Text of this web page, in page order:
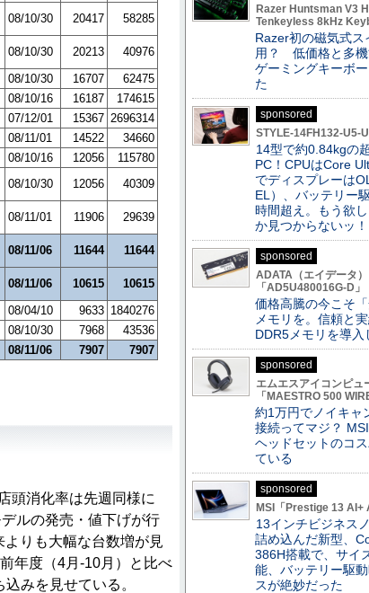
08/10/30 20417 58285
08/10/30 20213
40976
08/10/30 16707
62475
08/10/16 16187
174615
07/12/01 15367 2696314
08/11/01 14522
34660
08/10/16 12056
115780
08/10/30 12056 40309
08/11/01 11906 29639
08/11/06 11644 11644
08/11/06 10615
10615
08/04/10 9633 1840276
08/10/30 7968
43536
08/11/06 7907 7907
頭消化率は先週同様に
ルの発売・値下げが行
りも大幅な台数増が見
年度（4月-10月）と比べ
みを見せている。
Razer Huntsman V3
Tenkeyless 8kHz
Razer初の磁気式ス
用？ 低価格と多機
ゲーミングキーボ
た
sponsored
STYLE-14FH132-U5-
14型で約0.84kgの
PC！CPUはCore
でディスプレーは
EL）、バッテリー
時間超え。もう欲
か見つからないッ！
sponsored
ADATA（エイデータ）
「AD5U480016G-D」
価格高騰の今こそ「
メモリを。信頼と
DDR5メモリを導入
sponsored
エムエスアイコンピュ
「MAESTRO 500
約1万円でノイキャ
接続ってマジ？
ヘッドセットのコ
ている
sponsored
MSI「Prestige 13 AI+
13インチビジネス
詰め込んだ新型、
386H搭載で、サイ
能、バッテリー駆
スが絶妙だった